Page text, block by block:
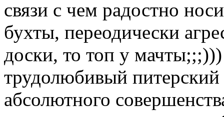
связи с чем радостно
бухты, переодически
доски, то топ у
трудолюбивый
абсолютного